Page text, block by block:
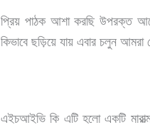
প্রিয় পাঠক আশা করছি উপরক্ত
কিভাবে ছড়িয়ে যায় এবার চলুন
এইচআইভি কি এটি হলো একটি